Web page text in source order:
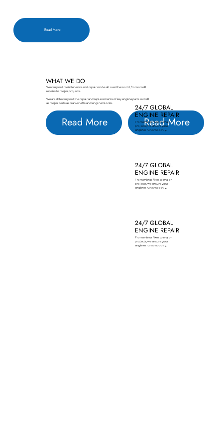
Read More
WHAT WE DO
We carry out maintenance and repair works all over the world, from small
repairs to major projects.
We are able carry out the repair and replacements of key engine parts as well
as major parts as crankshafts and engine blocks.
Read More Read More
24/7 GLOBAL
ENGINE REPAIR
From minor fixes to major
projects, we ensure your
engines run smoothly.
24/7 GLOBAL
ENGINE REPAIR
From minor fixes to major
projects, we ensure your
engines run smoothly.
24/7 GLOBAL
ENGINE REPAIR
From minor fixes to major
projects, we ensure your
engines run smoothly.